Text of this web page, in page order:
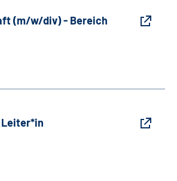
(m/w/div) - Bereich